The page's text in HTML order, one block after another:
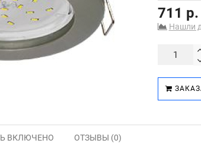
711 р.
Нашли
ВКЛЮЧЕНО ОТЗЫВЫ (0)